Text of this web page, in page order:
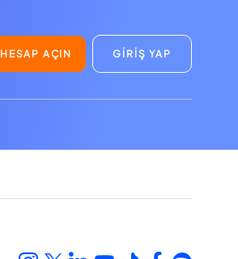
HESAP AÇIN GİRİŞ YAP